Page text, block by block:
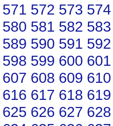
571 572 573 574
580 581 582 583
589 590 591 592
598 599 600 601
607 608 609 610
616 617 618 619
625 626 627 628